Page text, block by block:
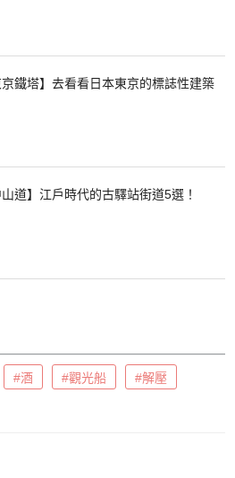
京鐵塔】去看看日本東京的標誌性建築
山道】江戶時代的古驛站街道5選！
#酒 #觀光船 #解壓